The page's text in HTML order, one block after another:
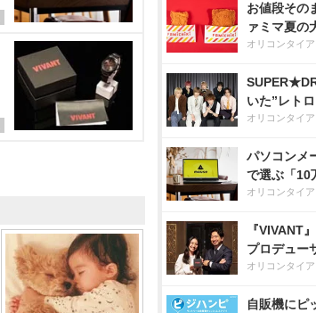
お値段その
ァミマ夏の
オリコンタイ
いた”レト
オリコンタイ
パソコンメ
で選ぶ「10
オリコンタイ
『VIVANT
プロデュー
オリコンタイ
自販機にピ